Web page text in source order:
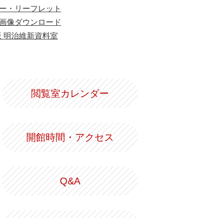
・リーフレット
像ダウンロード
明治維新資料室
閲覧室カレンダー
開館時間・アクセス
Q&A